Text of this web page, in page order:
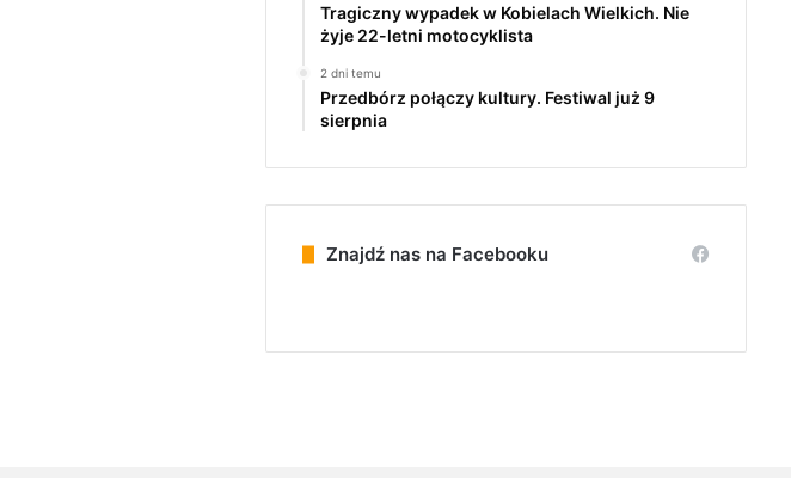
Tragiczny wypadek w Kobielach Wielkich. Nie
żyje 22-letni motocyklista
2 dni temu
Przedbórz połączy kultury. Festiwal już 9
sierpnia
Znajdź nas na Facebooku